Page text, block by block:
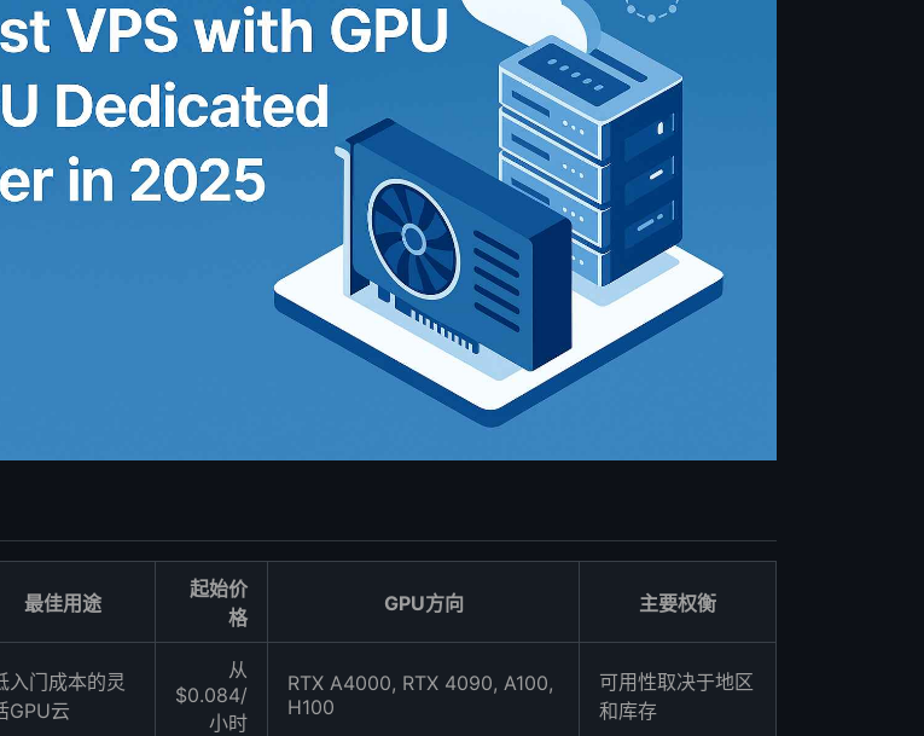
最佳用途
起始价
格
GPU方向 主要权衡
入门成本的灵
GPU云
从
$0.084/
小时
RTX A4000, RTX 4090, A100,
H100
可用性取决于地区
和库存